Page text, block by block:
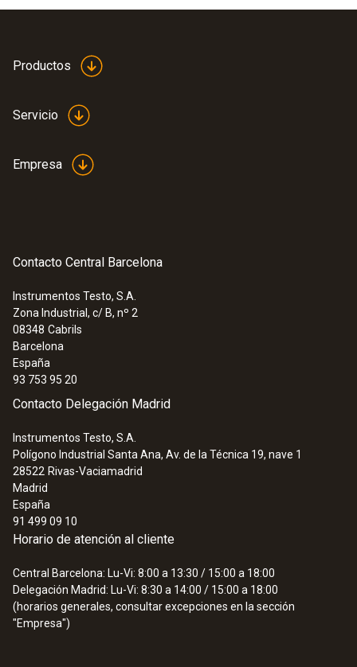
Productos
Servicio
Empresa
Contacto Central Barcelona
Instrumentos Testo, S.A.
Zona Industrial, c/ B, nº 2
08348 Cabrils
Barcelona
España
93 753 95 20
Contacto Delegación Madrid
Instrumentos Testo, S.A.
Polígono Industrial Santa Ana, Av. de la Técnica 19, nave 1
28522 Rivas-Vaciamadrid
Madrid
España
91 499 09 10
Horario de atención al cliente
Central Barcelona: Lu-Vi: 8:00 a 13:30 / 15:00 a 18:00
Delegación Madrid: Lu-Vi: 8:30 a 14:00 / 15:00 a 18:00
(horarios generales, consultar excepciones en la sección
"Empresa")